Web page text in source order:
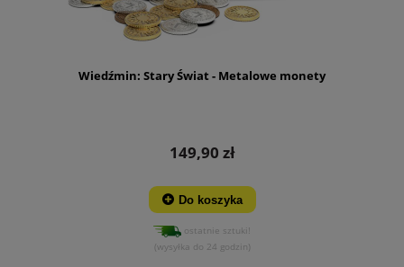
Wiedźmin: Stary Świat - Metalowe monety
149,90 zł
Do koszyka
ostatnie sztuki!
(wysyłka do 24 godzin)